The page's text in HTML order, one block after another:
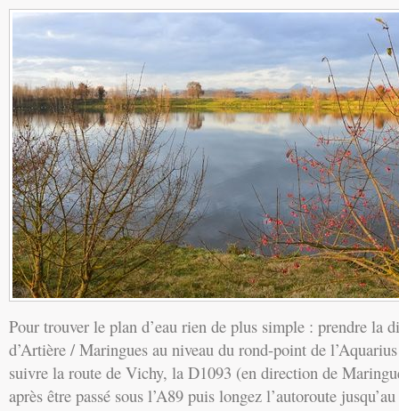
Pour trouver le plan d’eau rien de plus simple : prendre la
d’Artière / Maringues au niveau du rond-point de
suivre la route de Vichy, la D1093 (en direction de
après être passé sous l’A89 puis longez l’autoroute